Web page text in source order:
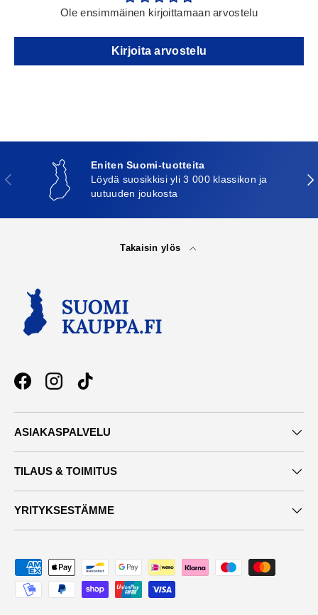
Ole ensimmäinen kirjoittamaan arvostelu
Kirjoita arvostelu
Edellinen
Eniten Suomi-tuotteita
Löydä suosikkisi yli 3 000 klassikon ja
uutuuden joukosta
Takaisin ylös
FacebookInstagramTikTok
ASIAKASPALVELU
TILAUS & TOIMITUS
YRITYKSESTÄMME
Maksutavat